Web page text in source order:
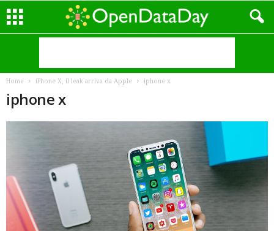
Home iPhone X, il leak arriva da Apple iphone x
iphone x